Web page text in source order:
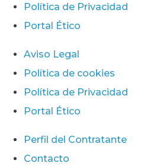
Política de Privacidad
Portal Ético
Aviso Legal
Política de cookies
Política de Privacidad
Portal Ético
Perfil del Contratante
Contacto